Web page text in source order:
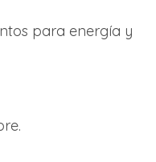
para energía y